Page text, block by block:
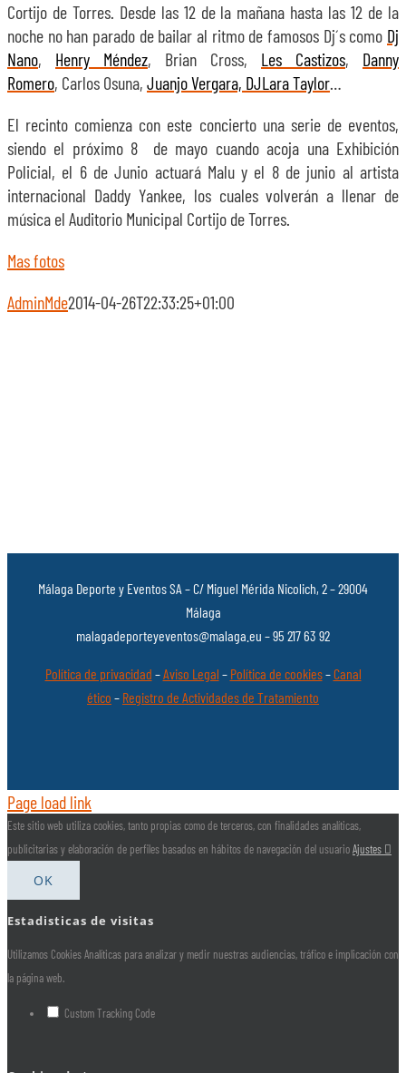
Cortijo de Torres. Desde las 12 de la mañana hasta las 12 de la
noche no han parado de bailar al ritmo de famosos Dj´s como Dj
Nano, Henry Méndez, Brian Cross, Les Castizos, Danny
Romero, Carlos Osuna, Juanjo Vergara, DJLara Taylor…
El recinto comienza con este concierto una serie de eventos,
siendo el próximo 8 de mayo cuando acoja una Exhibición
Policial, el 6 de Junio actuará Malu y el 8 de junio al artista
internacional Daddy Yankee, los cuales volverán a llenar de
música el Auditorio Municipal Cortijo de Torres.
Mas fotos
AdminMde2014-04-26T22:33:25+01:00
Málaga Deporte y Eventos SA – C/ Miguel Mérida Nicolich, 2 – 29004
Málaga
malagadeporteyeventos@malaga.eu – 95 217 63 92
Política de privacidad –Aviso Legal – Política de cookies–Canal
ético – Registro de Actividades de Tratamiento
Page load link
Este sitio web utiliza cookies, tanto propias como de terceros, con finalidades analíticas,
publicitarias y elaboración de perfiles basados en hábitos de navegación del usuarioAjustes
OK
Estadisticas de visitas
Utilizamos Cookies Analíticas para analizar y medir nuestras audiencias, tráfico e implicación con
la página web.
Custom Tracking Code